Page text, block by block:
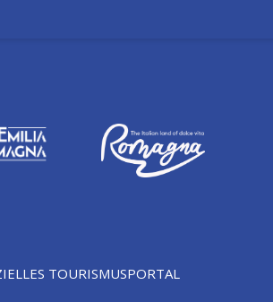
TOURISMUSPORTAL